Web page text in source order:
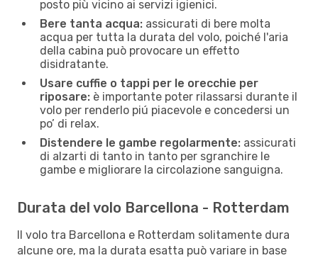
posto più vicino ai servizi igienici.
Bere tanta acqua: assicurati di bere molta
acqua per tutta la durata del volo, poiché l'aria
della cabina può provocare un effetto
disidratante.
Usare cuffie o tappi per le orecchie per
riposare: è importante poter rilassarsi durante il
volo per renderlo piú piacevole e concedersi un
po’ di relax.
Distendere le gambe regolarmente: assicurati
di alzarti di tanto in tanto per sgranchire le
gambe e migliorare la circolazione sanguigna.
Durata del volo Barcellona - Rotterdam
Il volo tra Barcellona e Rotterdam solitamente dura
alcune ore, ma la durata esatta può variare in base